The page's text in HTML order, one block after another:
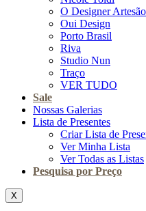
O Designer Artesão
Oui Design
Porto Brasil
Riva
Studio Nun
Traço
VER TUDO
Sale
Nossas Galerias
Lista de Presentes
Criar Lista de
Ver Minha Lista
Ver Todas as Listas
Pesquisa por Preço
X